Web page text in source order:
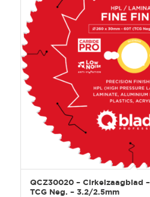
QCZ30020 – Cirkelzaagblad
TCG Neg. – 3.2/2.5mm